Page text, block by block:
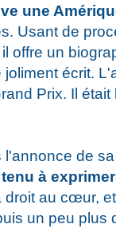
une
Usant de
offre un
écrit.
Prix. Il était
l'annonce de
à
droit au cœur,
un peu plus